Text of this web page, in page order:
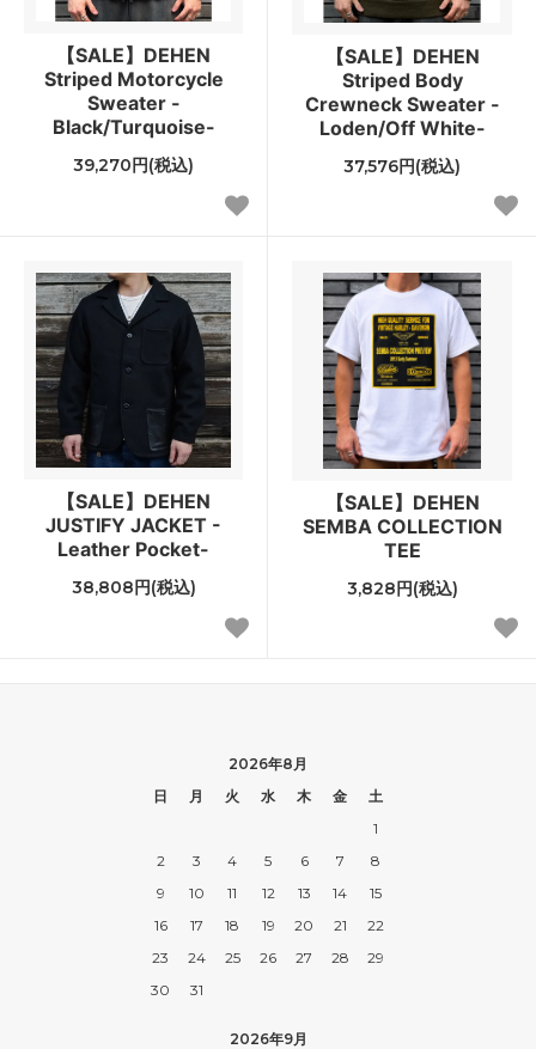
【SALE】DEHEN
Striped Motorcycle
Sweater -
Black/Turquoise-
39,270円(税込)
【SALE】DEHEN
Striped Body
Crewneck Sweater -
Loden/Off White-
37,576円(税込)
【SALE】DEHEN
JUSTIFY JACKET -
Leather Pocket-
38,808円(税込)
【SALE】DEHEN
SEMBA COLLECTION
TEE
3,828円(税込)
2026年8月
日
月 火 水 木 金
土
1
2
3 4 5 6 7
8
9
10 11 12 13 14
15
16
17 18 19 20 21
22
23
24 25 26 27 28
29
30
31
2026年9月